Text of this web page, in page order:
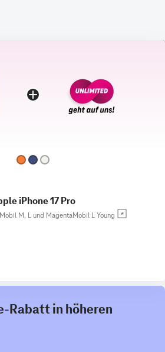
iPhone 17 Pro
M, L und MagentaMobil L Young
Rabatt in höheren